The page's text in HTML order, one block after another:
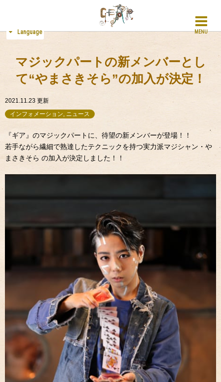
MENU
Language
マジックパートの新メンバーとし
て“やまさきそら”の加入が決定！
2021.11.23 更新
インフォメーション, ニュース
『ギア』のマジックパートに、待望の新メンバーが登場！！
若手ながら繊細で熟達したテクニックを持つ実力派マジシャン・や
まさきそら の加入が決定しました！！